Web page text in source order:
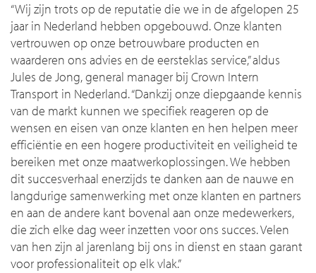
“Wij zijn trots op de reputatie die we in de afgelopen 25
jaar in Nederland hebben opgebouwd. Onze klanten
vertrouwen op onze betrouwbare producten en
waarderen ons advies en de eersteklas service,” aldus
Jules de Jong, general manager bij Crown Intern
Transport in Nederland. “Dankzij onze diepgaande kennis
van de markt kunnen we specifiek reageren op de
wensen en eisen van onze klanten en hen helpen meer
efficiëntie en een hogere productiviteit en veiligheid te
bereiken met onze maatwerkoplossingen. We hebben
dit succesverhaal enerzijds te danken aan de nauwe en
langdurige samenwerking met onze klanten en partners
en aan de andere kant bovenal aan onze medewerkers,
die zich elke dag weer inzetten voor ons succes. Velen
van hen zijn al jarenlang bij ons in dienst en staan garant
voor professionaliteit op elk vlak.”